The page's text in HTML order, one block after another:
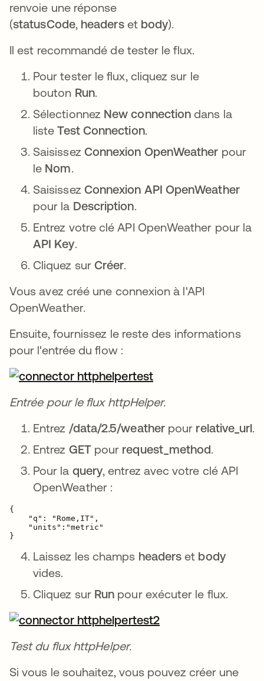
renvoie une réponse
(statusCode, headerset body).
Il est recommandé de tester le flux.
Pour tester le flux, cliquez sur le
bouton Run.
Sélectionnez New connection dans la
listeTest Connection.
Saisissez Connexion OpenWeather pour
le Nom.
Saisissez Connexion API OpenWeather
pour la Description.
Entrez votre clé API OpenWeather pour la
API Key.
Cliquez sur Créer.
Vous avez créé une connexion à l'API
OpenWeather.
Ensuite, fournissez le reste des informations
pour l'entrée du flow :
Entrée pour le flux httpHelper.
Entrez /data/2.5/weatherpour relative_url.
Entrez GETpour request_method.
Pour la query, entrez avec votre clé API
OpenWeather :
{
    "q": "Rome,IT",
    "units":"metric"
}
Laissez les champs headers et body
vides.
Cliquez sur Run pour exécuter le flux.
Test du flux httpHelper.
Si vous le souhaitez, vous pouvez créer une